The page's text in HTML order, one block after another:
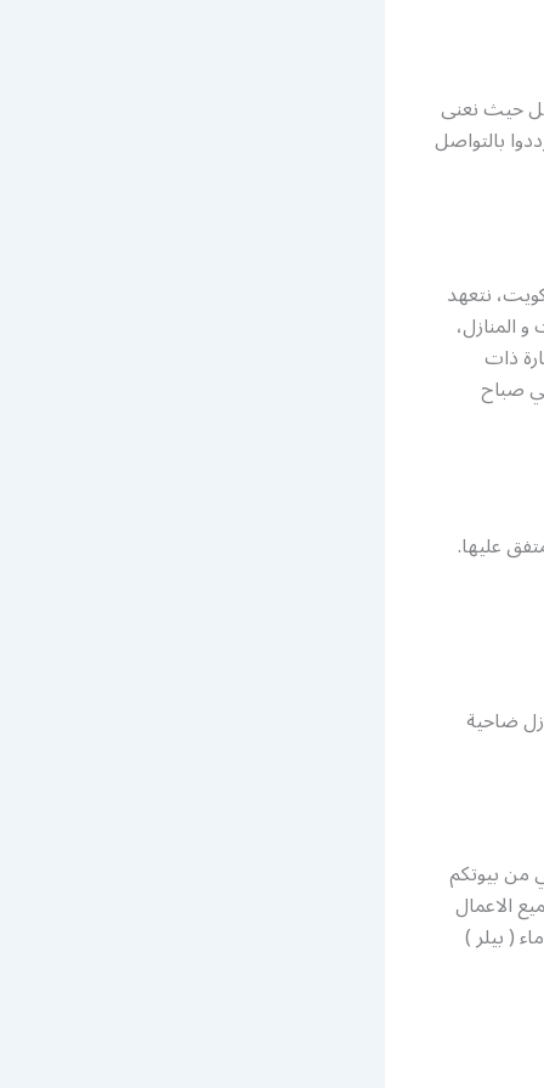
حيث نعنى
بالتواصل
نتعهد
المنازل،
ذات
صباح
عليها.
ضاحية
من بيوتكم
الاعمال
( بيلر )